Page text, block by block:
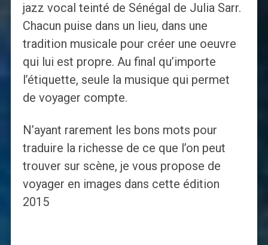
jazz vocal teinté de Sénégal de Julia Sarr.
Chacun puise dans un lieu, dans une
tradition musicale pour créer une oeuvre
qui lui est propre. Au final qu’importe
l’étiquette, seule la musique qui permet
de voyager compte.
N’ayant rarement les bons mots pour
traduire la richesse de ce que l’on peut
trouver sur scène, je vous propose de
voyager en images dans cette édition
2015